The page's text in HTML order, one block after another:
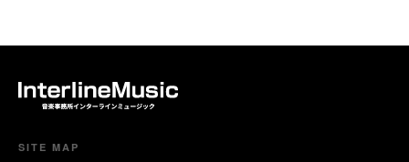
SITE MAP